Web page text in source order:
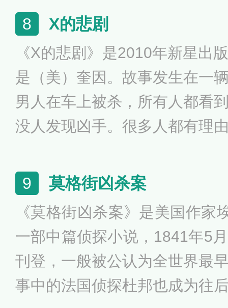
人作证，一个可疑的三指男人
众人都为凶手的手法与去向苦
田一耕助看似另有所思。就在
划破了黑夜的寂静，案件出
8 X的悲剧
《X的悲剧》是2010年新星出
是（美）奎因。故事发生在一
男人在车上被杀，所有人都看
没人发现凶手。很多人都有理
同。受邀参与调查的哲瑞·雷
比亚剧作却因耳聋而退休的老
谁，却拒绝在没得到确切的证
9 莫格街凶杀案
《莫格街凶杀案》是美国作家
一部中篇侦探小说，1841年5
刊登，一般被公认为全世界最
事中的法国侦探杜邦也成为往